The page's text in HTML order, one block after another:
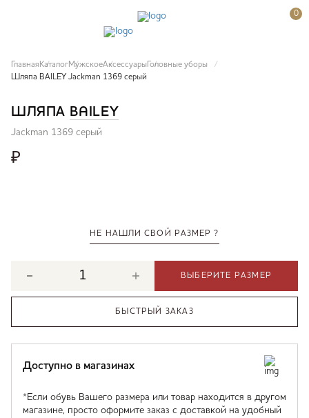
0
Главная КаталогМужскоеАксессуары Головные уборы
Шляпа BAILEY Jackman 1369 серый
ШЛЯПА BAILEY
Jackman 1369 серый
₽
НЕ НАШЛИ СВОЙ РАЗМЕР ?
ВЫБЕРИТЕ РАЗМЕР
БЫСТРЫЙ ЗАКАЗ
Доступно в магазинах
*Если обувь Вашего размера или товар находится в другом
магазине, просто оформите заказ с доставкой на удобный